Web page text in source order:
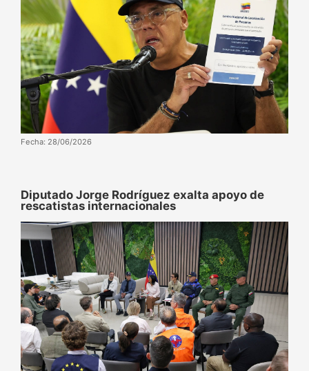
Fecha: 28/06/2026
Diputado Jorge Rodríguez exalta apoyo de
rescatistas internacionales